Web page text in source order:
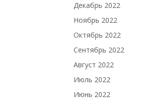
Декабрь 2022
Ноябрь 2022
Октябрь 2022
Сентябрь 2022
Август 2022
Июль 2022
Июнь 2022